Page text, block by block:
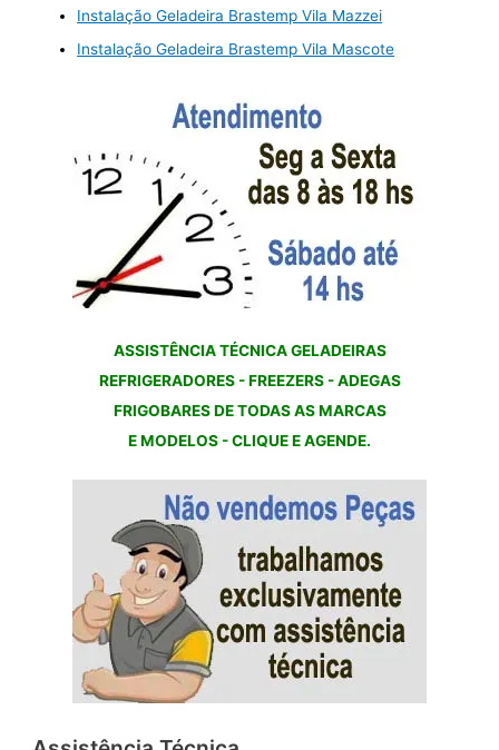
Instalação Geladeira Brastemp Vila Mazzei
Instalação Geladeira Brastemp Vila Mascote
ASSISTÊNCIA TÉCNICA GELADEIRAS
REFRIGERADORES - FREEZERS - ADEGAS
FRIGOBARES DE TODAS AS MARCAS
E MODELOS - CLIQUE E AGENDE.